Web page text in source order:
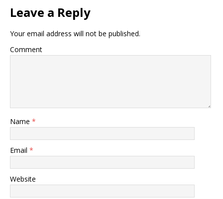
Leave a Reply
Your email address will not be published.
Comment
Name *
Email *
Website